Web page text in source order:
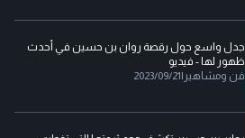
جدل واسع حول رقصة روان بن حسين في أحدث
ظهور لها - فيديو
فن ومشاهير |
2023/09/21